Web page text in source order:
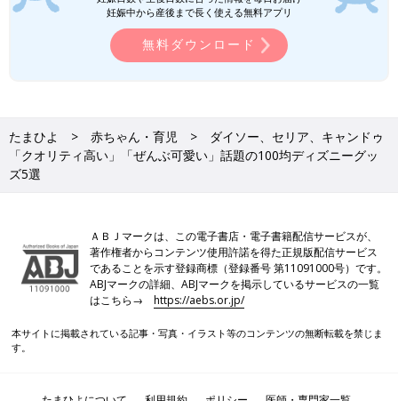
す。
ダイソー「想像以上の可愛さ」「この値
段はうれしい」話題のディズニープリン
グッズをご紹介します！可愛すぎると絶賛され
ているものばかりなので、ぜひチェックしてみ
ターグッズも充実しているセリア。中でもディ
ズニーグッズは、プチプラなのに可愛すぎると
SNSで絶賛されています。今回は特に話題のア
イテムをご紹介するので、ぜひチェックしてみ
てくださいね♪
100均/100円の記事一覧
妊娠中から産後まで長く使える無料アプリ
無料ダウンロード
たまひよ 赤ちゃん・育児
ダイソー、セリア、キャンドゥ
「クオリティ高い」「ぜんぶ可愛い」話題の100均ディズニーグッ
ズ5選
ＡＢＪマークは、この電子書店・電子書籍配信サービスが、
著作権者からコンテンツ使用許諾を得た正規版配信サービス
であることを示す登録商標（登録番号 第11091000号）です。
ABJマークの詳細、ABJマークを掲示しているサービスの一覧
はこちら→https://aebs.or.jp/
本サイトに掲載されている記事・写真・イラスト等のコンテンツの無断転載を禁じま
す。